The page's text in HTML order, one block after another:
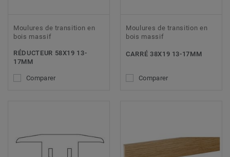
Moulures de transition en
bois massif
RÉDUCTEUR 58X19 13-
17MM
Comparer
Moulures de transition en
bois massif
CARRÉ 38X19 13-17MM
Comparer